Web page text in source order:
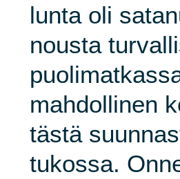
lunta oli
nousta
mahdollinen
tästä
tukossa.